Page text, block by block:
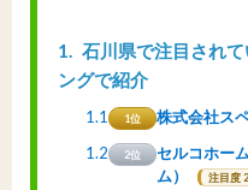
1
石川県で注目され
ングで紹介
1.1 1位 株式会社ス
1.2 2位
セルコホー
ム）
注目度